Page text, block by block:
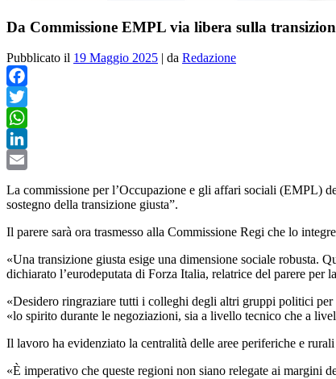
Da Commissione EMPL via libera sulla
Pubblicato il 19 Maggio 2025 | da Redazione
Facebook
Twitter
WhatsApp
LinkedIn
La commissione per l’Occupazione e gli affari sociali (EMPL)
sostegno della transizione giusta”.
Il parere sarà ora trasmesso alla Commissione Regi che lo
«Una transizione giusta esige una dimensione sociale robusta.
dichiarato l’eurodeputata di Forza Italia, relatrice del parere per
«Desidero ringraziare tutti i colleghi degli altri gruppi politici per
«lo spirito durante le negoziazioni, sia a livello tecnico che a
Il lavoro ha evidenziato la centralità delle aree periferiche e
«È imperativo che queste regioni non siano relegate ai margini